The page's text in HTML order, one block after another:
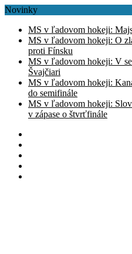
Novinky
MS v ľadovom hokeji:
MS v ľadovom hokeji: O
proti Fínsku
MS v ľadovom hokeji: V
Švajčiari
MS v ľadovom hokeji:
do semifinále
MS v ľadovom hokeji:
v zápase o štvrťfinále